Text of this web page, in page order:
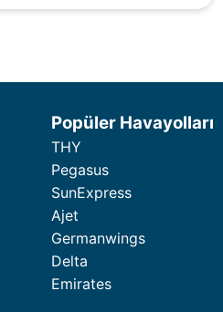
Popüler Havayolları
THY
Pegasus
SunExpress
Ajet
Germanwings
Delta
Emirates